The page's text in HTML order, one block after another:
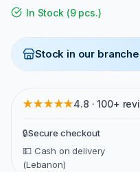
In Stock(9 pcs.)
Stock in our
★★★★★4.8 · 100+
🔒Secure checkout
💵 Cash on delivery
(Lebanon)